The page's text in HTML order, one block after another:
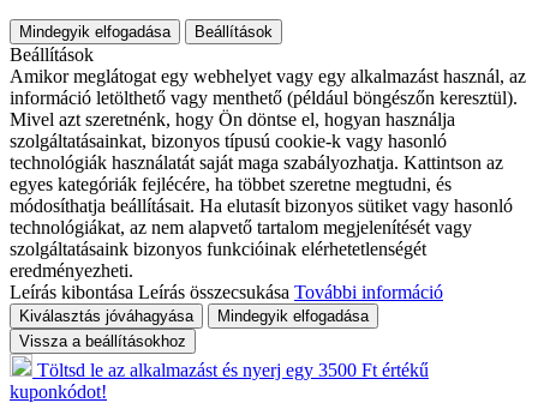
Mindegyik elfogadása Beállítások
Beállítások
Amikor meglátogat egy webhelyet vagy egy alkalmazást használ, az
információ letölthető vagy menthető (például böngészőn keresztül).
Mivel azt szeretnénk, hogy Ön döntse el, hogyan használja
szolgáltatásainkat, bizonyos típusú cookie-k vagy hasonló
technológiák használatát saját maga szabályozhatja. Kattintson az
egyes kategóriák fejlécére, ha többet szeretne megtudni, és
módosíthatja beállításait. Ha elutasít bizonyos sütiket vagy hasonló
technológiákat, az nem alapvető tartalom megjelenítését vagy
szolgáltatásaink bizonyos funkcióinak elérhetetlenségét
eredményezheti.
Leírás kibontása Leírás összecsukása További információ
Kiválasztás jóváhagyása
Mindegyik elfogadása
Vissza a beállításokhoz
Töltsd le az alkalmazást és nyerj egy 3500 Ft értékű
kuponkódot!